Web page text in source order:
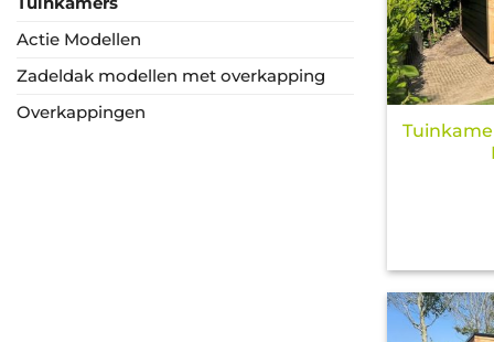
Actie Modellen
Zadeldak modellen met overkapping
Overkappingen